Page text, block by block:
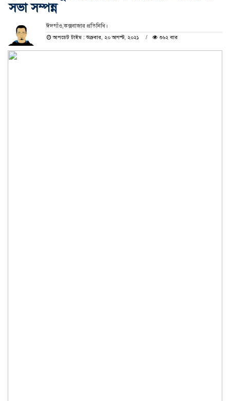
সভা সম্পন্ন
ঈদগাঁও,কক্সবাজার প্রতিনিধি।
আপডেট টাইম : শুক্রবার, ২০ আগস্ট, ২০২১
৩৬২ বার